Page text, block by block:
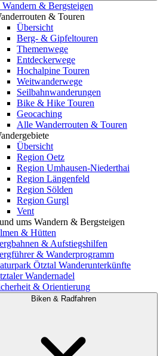
& Bergsteigen
& Touren
Übersicht
Berg- & Gipfeltouren
Themenwege
Entdeckerwege
Hochalpine Touren
Weitwanderwege
Seilbahnwanderungen
Bike & Hike Touren
Geocaching
Alle Wanderrouten & Touren
Übersicht
Region Oetz
Region Umhausen-Niederthai
Region Längenfeld
Region Sölden
Region Gurgl
Vent
ums Wandern & Bergsteigen
& Hütten
& Aufstiegshilfen
& Wanderprogramm
Ötztal Wanderunterkünfte
Wandernadel
& Orientierung
Biken & Radfahren